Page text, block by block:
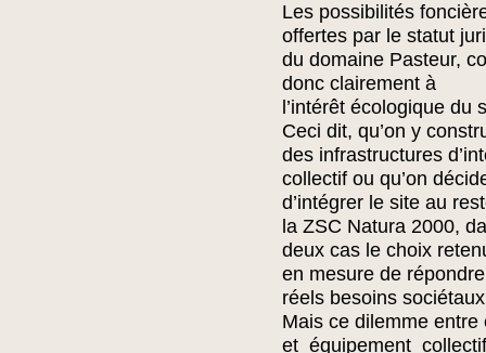
Les possibilités
offertes par le statut
du domaine Pasteur,
donc clairement à
l’intérêt écologique du
Ceci dit, qu’on y
des infrastructures
collectif ou qu’on
d’intégrer le site au
la ZSC Natura 2000,
deux cas le choix
en mesure de
réels besoins
Mais ce dilemme entre
et équipement